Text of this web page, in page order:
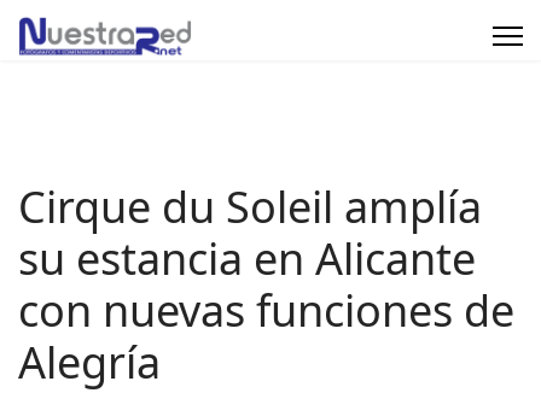
Cirque du Soleil amplía
su estancia en Alicante
con nuevas funciones de
Alegría